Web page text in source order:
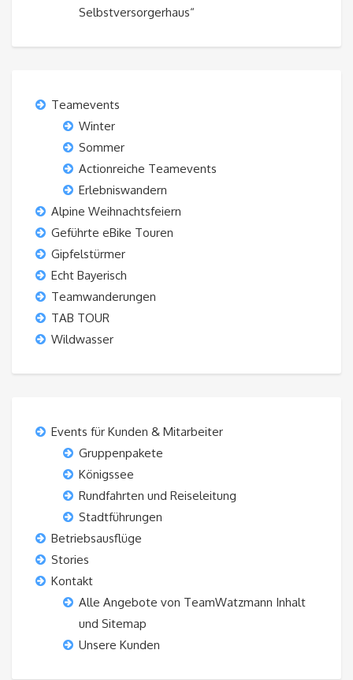
Selbstversorgerhaus“
Teamevents
Winter
Sommer
Actionreiche Teamevents
Erlebniswandern
Alpine Weihnachtsfeiern
Geführte eBike Touren
Gipfelstürmer
Echt Bayerisch
Teamwanderungen
TAB TOUR
Wildwasser
Events für Kunden & Mitarbeiter
Gruppenpakete
Königssee
Rundfahrten und Reiseleitung
Stadtführungen
Betriebsausflüge
Stories
Kontakt
Alle Angebote von TeamWatzmann Inhalt
und Sitemap
Unsere Kunden